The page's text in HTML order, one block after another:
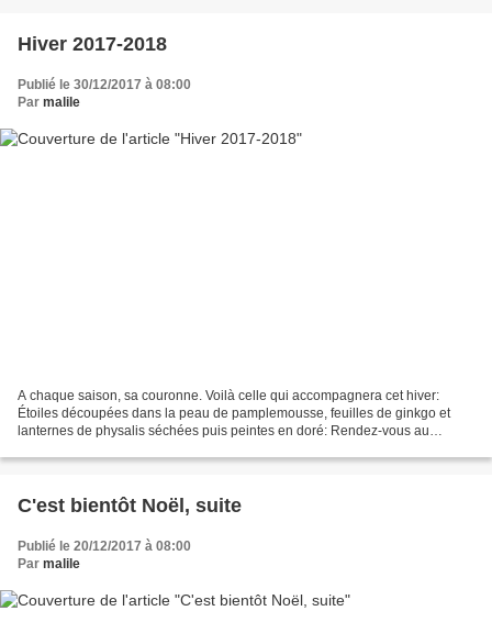
Hiver 2017-2018
Publié le 30/12/2017 à 08:00
Par malile
A chaque saison, sa couronne. Voilà celle qui accompagnera cet hiver:
Étoiles découpées dans la peau de pamplemousse, feuilles de ginkgo et
lanternes de physalis séchées puis peintes en doré: Rendez-vous au
C'est bientôt Noël, suite
Publié le 20/12/2017 à 08:00
Par malile